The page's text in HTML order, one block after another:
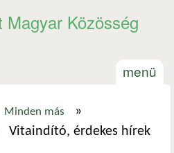
Magyar Közösség
menü
Minden más »
Vitaindító, érdekes hírek